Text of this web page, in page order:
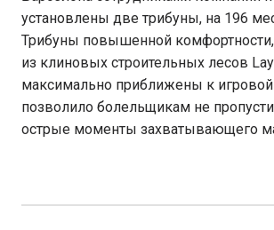
установлены две трибуны, на 196
Трибуны повышенной
из клиновых строительных лесов
максимально приближены к
позволило болельщикам не
острые моменты захватывающего